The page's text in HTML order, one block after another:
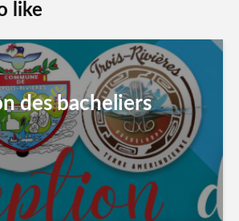
like
des bacheliers